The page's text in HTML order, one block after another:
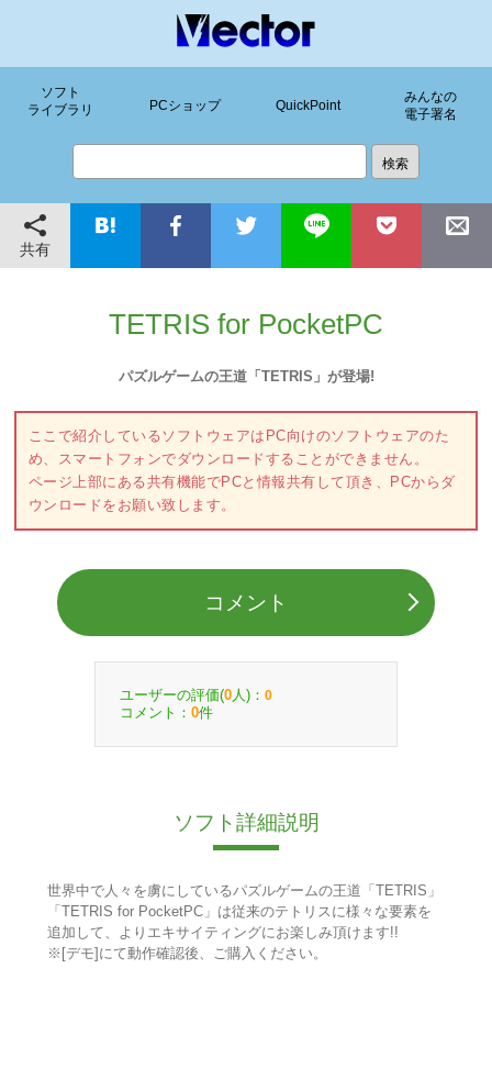
ソフト
ライブラリ
PCショップ QuickPoint
みんなの
電子署名
共有
TETRIS for PocketPC
パズルゲームの王道「TETRIS」が登場!
ここで紹介しているソフトウェアはPC向けのソフトウェアのた
め、スマートフォンでダウンロードすることができません。
ページ上部にある共有機能でPCと情報共有して頂き、PCからダ
ウンロードをお願い致します。
コメント
ユーザーの評価(0 人)： 0
コメント： 0件
ソフト詳細説明
世界中で人々を虜にしているパズルゲームの王道「TETRIS」
「TETRIS for PocketPC」は従来のテトリスに様々な要素を
追加して、よりエキサイティングにお楽しみ頂けます!!
※[デモ]にて動作確認後、ご購入ください。